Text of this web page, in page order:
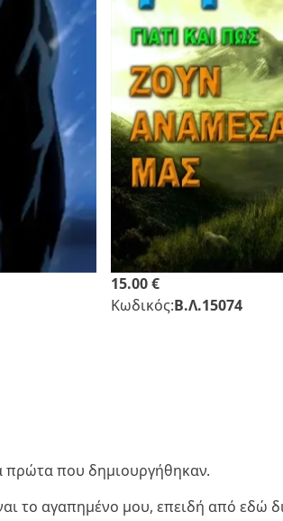
15.00 €
Κωδικός:Β.Λ.15074
πρώτα που δημιουργήθηκαν.
το αγαπημένο μου, επειδή από εδώ